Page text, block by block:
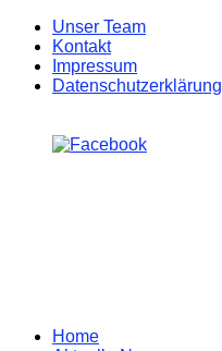
Unser Team
Kontakt
Impressum
Datenschutzerklärung
Zum
Home